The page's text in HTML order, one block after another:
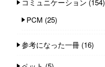
コミュニケーション (154)
PCM (25)
参考になった一冊 (16)